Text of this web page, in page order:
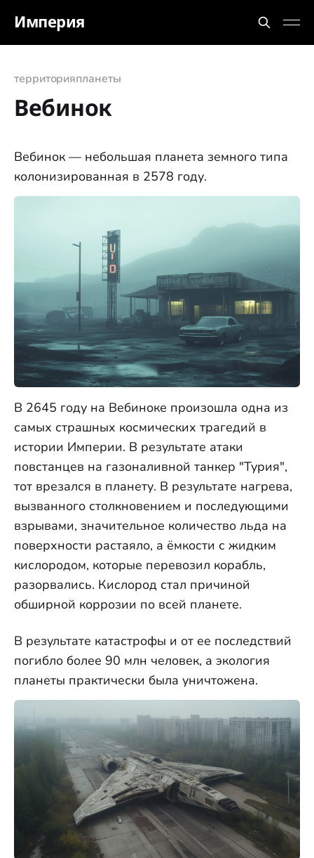
Империя
территорияпланеты
Вебинок
Вебинок — небольшая планета земного типа
колонизированная в 2578 году.
В 2645 году на Вебиноке произошла одна из
самых страшных космических трагедий в
истории Империи. В результате атаки
повстанцев на газоналивной танкер "Турия",
тот врезался в планету. В результате нагрева,
вызванного столкновением и последующими
взрывами, значительное количество льда на
поверхности растаяло, а ёмкости с жидким
кислородом, которые перевозил корабль,
разорвались. Кислород стал причиной
обширной коррозии по всей планете.
В результате катастрофы и от ее последствий
погибло более 90 млн человек, а экология
планеты практически была уничтожена.